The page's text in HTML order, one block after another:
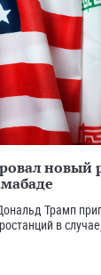
новый
Трамп
в